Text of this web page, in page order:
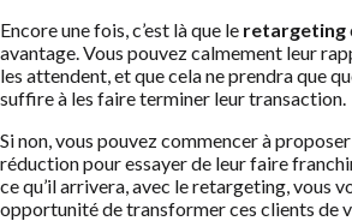
Encore une fois, c’est là que le retargeting
avantage. Vous pouvez calmement leur
les attendent, et que cela ne prendra que
suffire à les faire terminer leur transaction.
Si non, vous pouvez commencer à
réduction pour essayer de leur faire
ce qu’il arrivera, avec le retargeting, vous
opportunité de transformer ces clients de